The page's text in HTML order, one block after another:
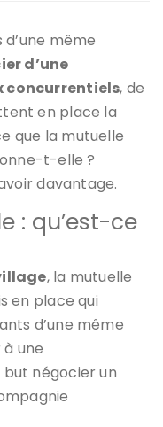
même
d’une
concurrentiels, de
en place la
que la mutuelle
t-elle ?
davantage.
: qu’est-ce
, la mutuelle
en place qui
d’une même
une
négocier un